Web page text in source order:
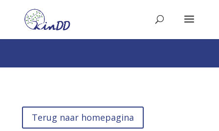
Terug naar homepagina